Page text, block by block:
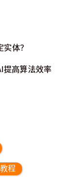
体？
提高算法效率
程